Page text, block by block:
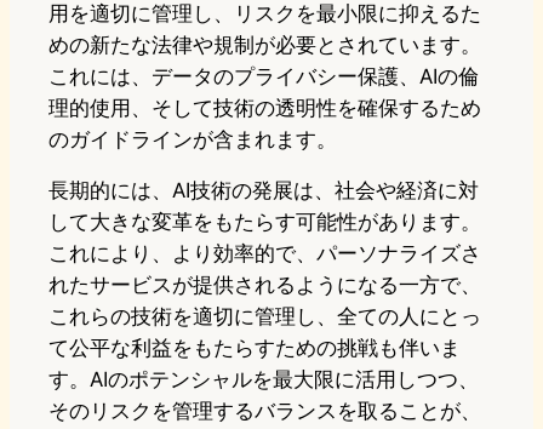
用を適切に管理し、リスクを最小限に抑えるた
めの新たな法律や規制が必要とされています。
これには、データのプライバシー保護、AIの倫
理的使用、そして技術の透明性を確保するため
のガイドラインが含まれます。
長期的には、AI技術の発展は、社会や経済に対
して大きな変革をもたらす可能性があります。
これにより、より効率的で、パーソナライズさ
れたサービスが提供されるようになる一方で、
これらの技術を適切に管理し、全ての人にとっ
て公平な利益をもたらすための挑戦も伴いま
す。AIのポテンシャルを最大限に活用しつつ、
そのリスクを管理するバランスを取ることが、